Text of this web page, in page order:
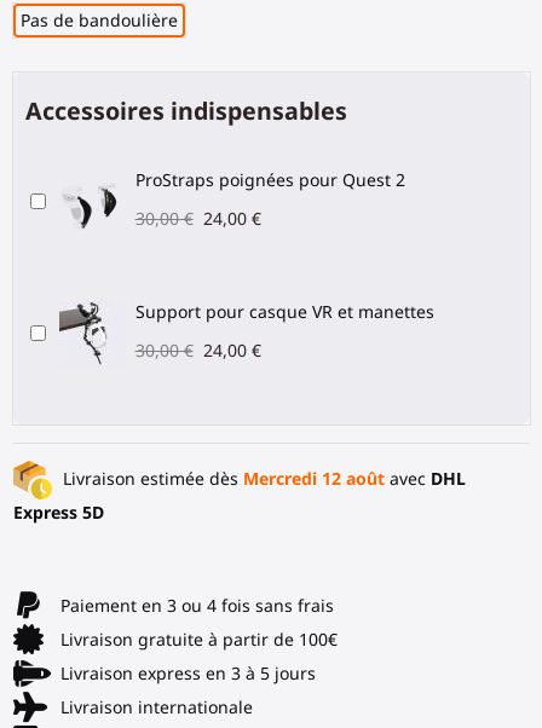
Pas de bandoulière
Accessoires indispensables
ProStraps poignées pour Quest 2
30,00 € 24,00 €
Support pour casque VR et manettes
30,00 € 24,00 €
Livraison estimée dès Mercredi 12 aoûtavec DHL
Express 5D
Paiement en 3 ou 4 fois sans frais
Livraison gratuite à partir de 100€
Livraison express en 3 à 5 jours
Livraison internationale